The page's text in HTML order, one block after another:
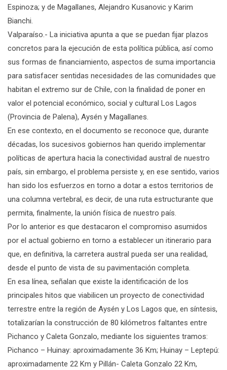
Espinoza; y de Magallanes, Alejandro Kusanovic y Karim
Bianchi.
Valparaíso.- La iniciativa apunta a que se puedan fijar plazos
concretos para la ejecución de esta política pública, así como
sus formas de financiamiento, aspectos de suma importancia
para satisfacer sentidas necesidades de las comunidades que
habitan el extremo sur de Chile, con la finalidad de poner en
valor el potencial económico, social y cultural Los Lagos
(Provincia de Palena), Aysén y Magallanes.
En ese contexto, en el documento se reconoce que, durante
décadas, los sucesivos gobiernos han querido implementar
políticas de apertura hacia la conectividad austral de nuestro
país, sin embargo, el problema persiste y, en ese sentido, varios
han sido los esfuerzos en torno a dotar a estos territorios de
una columna vertebral, es decir, de una ruta estructurante que
permita, finalmente, la unión física de nuestro país.
Por lo anterior es que destacaron el compromiso asumidos
por el actual gobierno en torno a establecer un itinerario para
que, en definitiva, la carretera austral pueda ser una realidad,
desde el punto de vista de su pavimentación completa.
En esa línea, señalan que existe la identificación de los
principales hitos que viabilicen un proyecto de conectividad
terrestre entre la región de Aysén y Los Lagos que, en síntesis,
totalizarían la construcción de 80 kilómetros faltantes entre
Pichanco y Caleta Gonzalo, mediante los siguientes tramos:
Pichanco – Huinay: aproximadamente 36 Km; Huinay – Leptepú:
aproximadamente 22 Km y Pillán- Caleta Gonzalo 22 Km,